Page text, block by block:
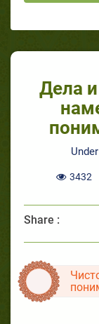
Дела
3432
Share :